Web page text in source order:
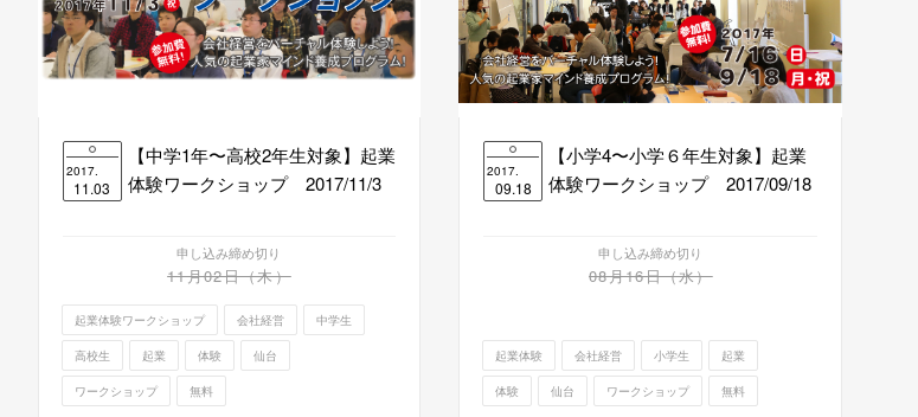
2017.
11.03
【中学1年〜高校2年生対象】起業
体験ワークショップ 2017/11/3
申し込み締め切り
11月02日（木）
起業体験ワークショップ 会社経営 中学生
高校生 起業 体験 仙台
ワークショップ 無料
2017.
09.18
【小学4〜小学６年生対象】起業
体験ワークショップ 2017/09/18
申し込み締め切り
08月16日（水）
起業体験 会社経営 小学生 起業
体験 仙台 ワークショップ 無料